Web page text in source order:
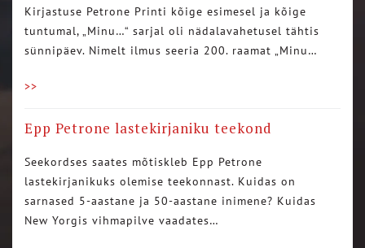
Kirjastuse Petrone Printi kõige esimesel ja kõige
tuntumal, „Minu…“ sarjal oli nädalavahetusel tähtis
sünnipäev. Nimelt ilmus seeria 200. raamat „Minu…
>>
Epp Petrone lastekirjaniku teekond
Seekordses saates mõtiskleb Epp Petrone
lastekirjanikuks olemise teekonnast. Kuidas on
sarnased 5-aastane ja 50-aastane inimene? Kuidas
New Yorgis vihmapilve vaadates…